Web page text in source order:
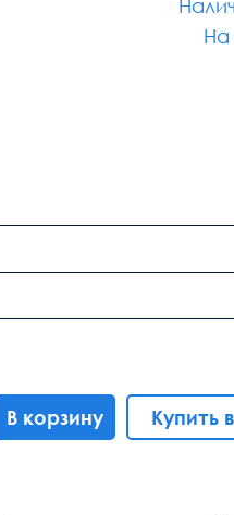
На
В корзину Купить